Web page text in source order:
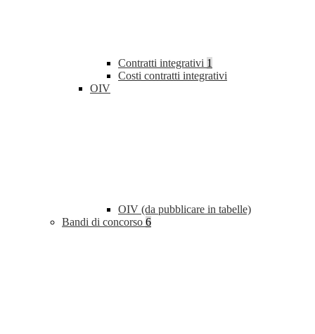
Contratti integrativi 1
Costi contratti integrativi
OIV
OIV (da pubblicare in tabelle)
Bandi di concorso 6